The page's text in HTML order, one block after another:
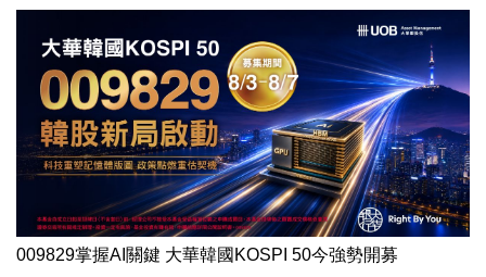
009829掌握AI關鍵 大華韓國KOSPI 50今強勢開募